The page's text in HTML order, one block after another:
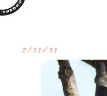
2/11/11